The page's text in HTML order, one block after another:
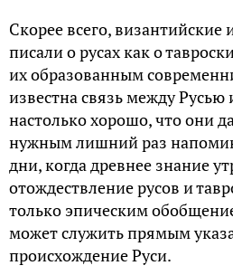
Скорее всего, византийские
писали о русах как о
их образованным
известна связь между
настолько хорошо, что они
нужным лишний раз
дни, когда древнее знание
отождествление русов и
только эпическим
может служить прямым
происхождение Руси.